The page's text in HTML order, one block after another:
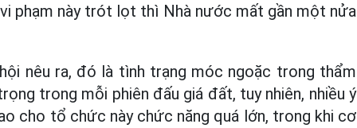
phạm này trót lọt thì Nhà nước mất gần một nửa
nêu ra, đó là tình trạng móc ngoặc trong thẩm
trong mỗi phiên đấu giá đất, tuy nhiên, nhiều ý
cho tổ chức này chức năng quá lớn, trong khi cơ